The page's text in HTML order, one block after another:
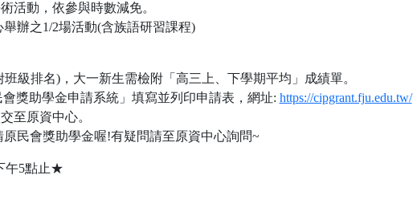
活動，依參與時數減免。
辦之1/2場活動(含族語研習課程)
級排名)，大一新生需檢附「高三上、下學期平均」成績單。
獎助學金申請系統」填寫並列印申請表，網址: https://cipgrant.fju.edu.tw/
至原資中心。
民會獎助學金喔!有疑問請至原資中心詢問~
午5點止★